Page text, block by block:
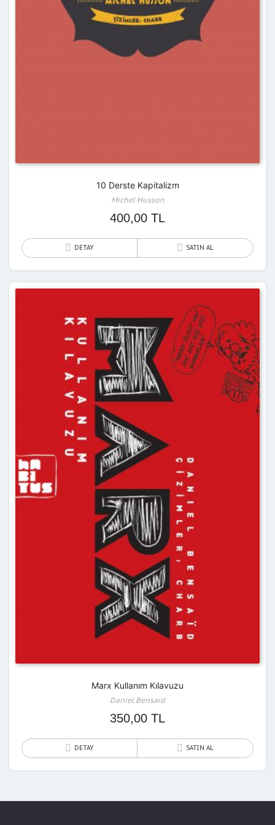
10 Derste Kapitalizm
Michel Husson
400,00 TL
DETAY SATIN AL
Marx Kullanım Kılavuzu
Daniel Bensaid
350,00 TL
DETAY SATIN AL